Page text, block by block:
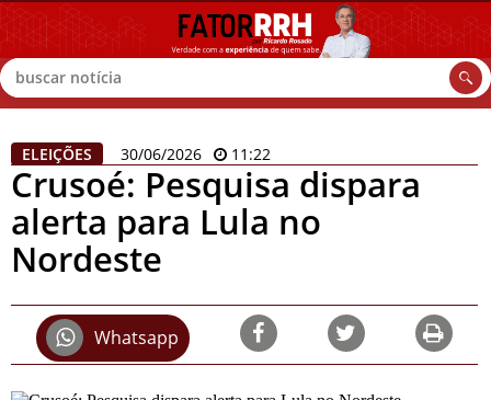
Buscar
ELEIÇÕES 30/06/2026 11:22
Crusoé: Pesquisa dispara
alerta para Lula no
Nordeste
Whatsapp